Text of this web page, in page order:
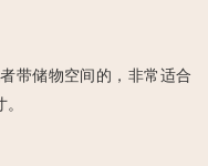
带储物空间的，非常适合